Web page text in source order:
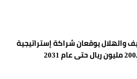
والهلال يوقعان شراكة إستراتيجية
2031